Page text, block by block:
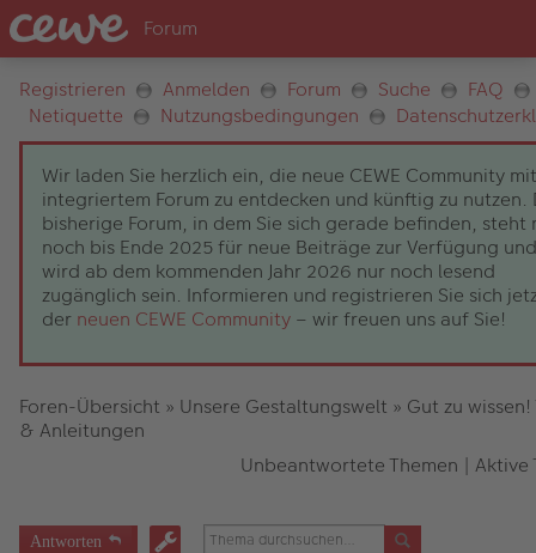
Registrieren Anmelden Forum Suche
FAQ
Netiquette
Nutzungsbedingungen
Wir laden Sie herzlich ein, die neue CEWE Community mit
integriertem Forum zu entdecken und künftig zu nutzen.
bisherige Forum, in dem Sie sich gerade befinden, steht
noch bis Ende 2025 für neue Beiträge zur Verfügung und
wird ab dem kommenden Jahr 2026 nur noch lesend
zugänglich sein. Informieren und registrieren Sie sich
der neuen CEWE Community – wir freuen uns auf Sie!
Foren-Übersicht » Unsere Gestaltungswelt » Gut zu
& Anleitungen
Unbeantwortete Themen | Aktive
Antworten